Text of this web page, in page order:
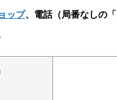
ップ、電話（局番なしの「